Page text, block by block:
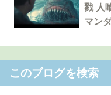
戮 人
マン
このブログを検索